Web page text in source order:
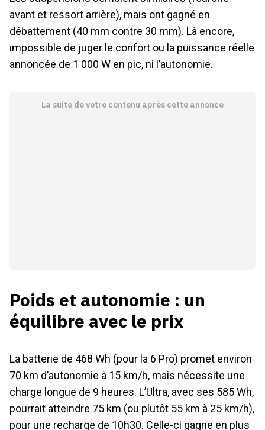
avant et ressort arrière), mais ont gagné en
débattement (40 mm contre 30 mm). Là encore,
impossible de juger le confort ou la puissance réelle
annoncée de 1 000 W en pic, ni l’autonomie.
La suite de votre contenu après cette annonce
Poids et autonomie : un
équilibre avec le prix
La batterie de 468 Wh (pour la 6 Pro) promet environ
70 km d’autonomie à 15 km/h, mais nécessite une
charge longue de 9 heures. L’Ultra, avec ses 585 Wh,
pourrait atteindre 75 km (ou plutôt 55 km à 25 km/h),
pour une recharge de 10h30. Celle-ci gagne en plus